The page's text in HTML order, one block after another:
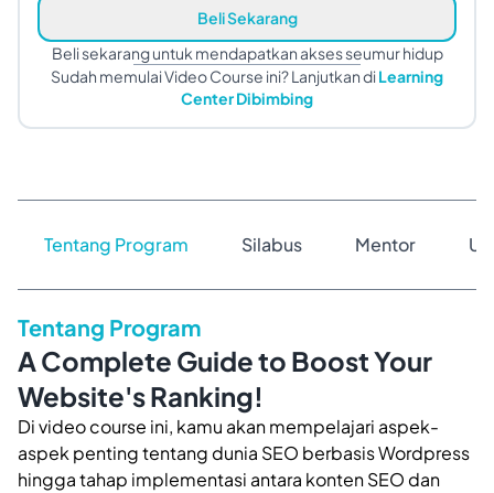
Beli Sekarang
Beli sekarang untuk mendapatkan akses seumur hidup
Sudah memulai Video Course ini? Lanjutkan diLearning
Center Dibimbing
Tentang Program Silabus Mentor
Tentang Program
A Complete Guide to Boost Your
Website's Ranking!
Di video course ini, kamu akan mempelajari aspek-
aspek penting tentang dunia SEO berbasis Wordpress
hingga tahap implementasi antara konten SEO dan